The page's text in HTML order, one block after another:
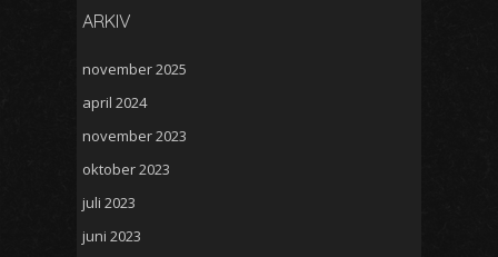
ARKIV
november 2025
april 2024
november 2023
oktober 2023
juli 2023
juni 2023